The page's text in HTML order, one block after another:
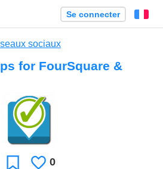
Se connecter
sociaux
for FourSquare &
Favori J'aime
0